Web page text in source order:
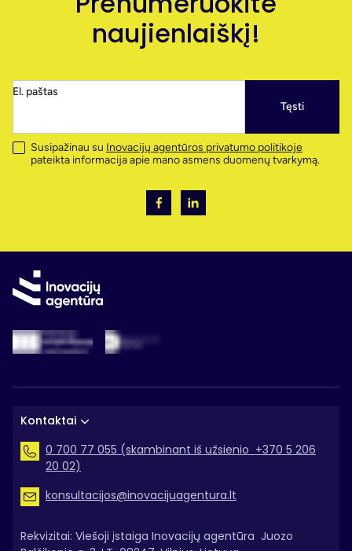
naujienlaiškį!
El. paštas
Tęsti
Susipažinau su Inovacijų agentūros privatumo politikoje
pateikta informacija apie mano asmens duomenų tvarkymą.
Kontaktai
0 700 77 055 (skambinant iš užsienio +370 5 206
20 02)
konsultacijos@inovacijuagentura.lt
Rekvizitai: Viešoji įstaiga Inovacijų agentūra Juozo